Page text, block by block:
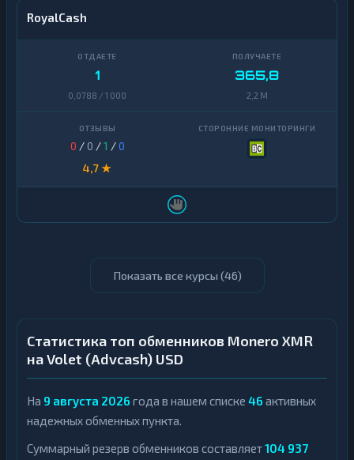
RoyalCash
1
0,0788 / 1 000
365,8
2,2 M
0 / 0 /1 /0
4,7 ★
Показать все курсы (46)
Статистика топ обменников Monero XMR
на Volet (Advcash) USD
На 9 августа 2026 года в нашем списке 46 активных
надежных обменных пункта.
Суммарный резерв обменников составляет104 937